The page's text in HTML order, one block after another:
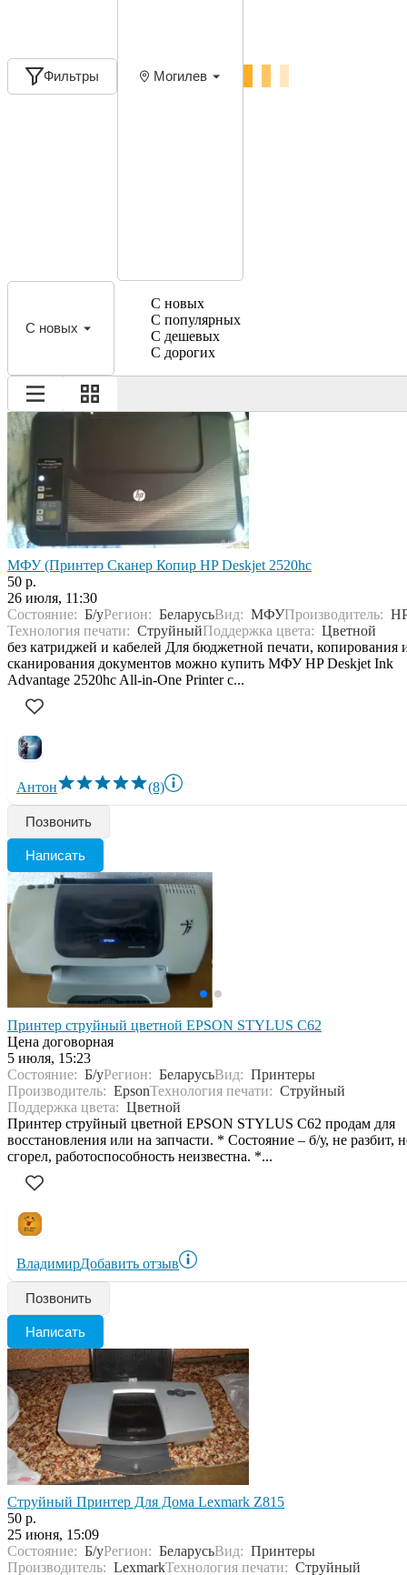
Фильтры Могилев
С новых
С новых
С популярных
С дешевых
С дорогих
МФУ (Принтер Сканер Копир HP Deskjet 2520hc
50 р.
26 июля, 11:30
Состояние: Б/уРегион: БеларусьВид: МФУПроизводитель:
Технология печати: СтруйныйПоддержка цвета: Цветной
без катриджей и кабелей Для бюджетной печати, копирования
сканирования документов можно купить МФУ HP Deskjet Ink
Advantage 2520hc All-in-One Printer с...
Антон (8)
Позвонить
Написать
Принтер струйный цветной EPSON STYLUS C62
Цена договорная
5 июля, 15:23
Состояние: Б/уРегион: БеларусьВид: Принтеры
Производитель: EpsonТехнология печати: Струйный
Поддержка цвета: Цветной
Принтер струйный цветной EPSON STYLUS C62 продам для
восстановления или на запчасти. * Состояние – б/у, не разбит,
сгорел, работоспособность неизвестна. *...
ВладимирДобавить отзыв
Позвонить
Написать
Струйный Принтер Для Дома Lexmark Z815
50 р.
25 июня, 15:09
Состояние: Б/уРегион: БеларусьВид: Принтеры
Производитель: LexmarkТехнология печати: Струйный